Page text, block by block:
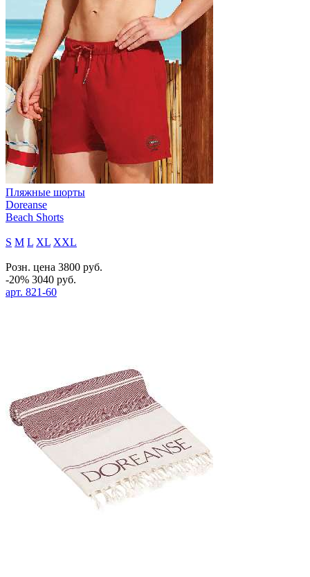
Пляжные шорты
Doreanse
Beach Shorts
S M L XL XXL
Розн. цена 3800 руб.
-20% 3040 руб.
арт. 821-60